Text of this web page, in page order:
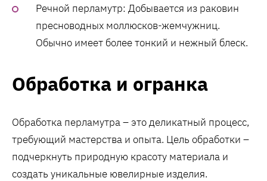
Речной перламутр: Добывается из раковин
пресноводных моллюсков-жемчужниц.
Обычно имеет более тонкий и нежный блеск.
Обработка и огранка
Обработка перламутра – это деликатный процесс,
требующий мастерства и опыта. Цель обработки –
подчеркнуть природную красоту материала и
создать уникальные ювелирные изделия.